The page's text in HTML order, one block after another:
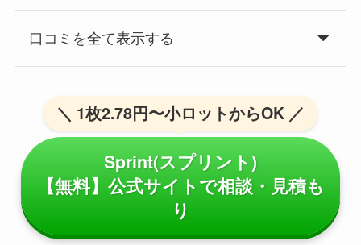
口コミを全て表示する
＼ 1枚2.78円〜小ロットからOK ／
Sprint(スプリント)
【無料】公式サイトで相談・見積も
り